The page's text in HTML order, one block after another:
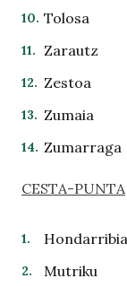
Tolosa
Zarautz
Zestoa
Zumaia
Zumarraga
CESTA-PUNTA
Hondarribia
Mutriku